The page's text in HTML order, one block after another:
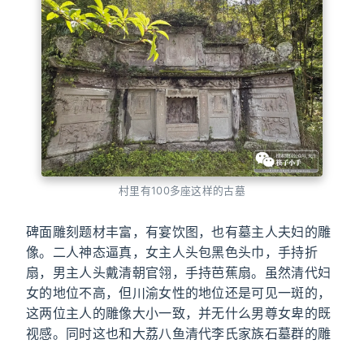
村里有100多座这样的古墓
碑面雕刻题材丰富，有宴饮图，也有墓主人夫妇的雕
像。二人神态逼真，女主人头包黑色头巾，手持折
扇，男主人头戴清朝官翎，手持芭蕉扇。虽然清代妇
女的地位不高，但川渝女性的地位还是可见一斑的，
这两位主人的雕像大小一致，并无什么男尊女卑的既
视感。同时这也和大荔八鱼清代李氏家族石墓群的雕